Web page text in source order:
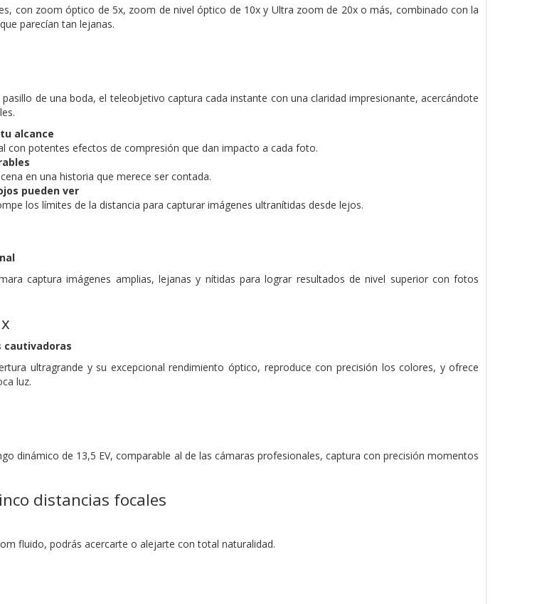
con zoom óptico de 5x, zoom de nivel óptico de 10x y Ultra zoom de 20x o más, combinado con la
parecían tan lejanas.
de una boda, el teleobjetivo captura cada instante con una claridad impresionante, acercándote
alcance
con potentes efectos de compresión que dan impacto a cada foto.
en una historia que merece ser contada.
pueden ver
los límites de la distancia para capturar imágenes ultranítidas desde lejos.
captura imágenes amplias, lejanas y nítidas para lograr resultados de nivel superior con fotos
cautivadoras
ultragrande y su excepcional rendimiento óptico, reproduce con precisión los colores, y ofrece
luz.
dinámico de 13,5 EV, comparable al de las cámaras profesionales, captura con precisión momentos
distancias focales
fluido, podrás acercarte o alejarte con total naturalidad.